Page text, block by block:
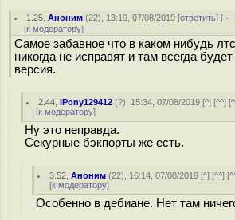
1.25 ,Аноним (22), 13:19, 07/08/2019 [ответить] [
[к модератору]
Самое забавное что в каком нибудь
никогда не исправят и там всегда
версия.
2.44 ,iPony129412 (?), 15:34, 07/08/2019 [^] [^^] [
[к модератору]
Ну это неправда.
Секурные бэкпорты же есть.
3.52 ,Аноним (22), 16:14, 07/08/2019 [^] [^^] [
[к модератору]
Особенно в дебиане. Нет там